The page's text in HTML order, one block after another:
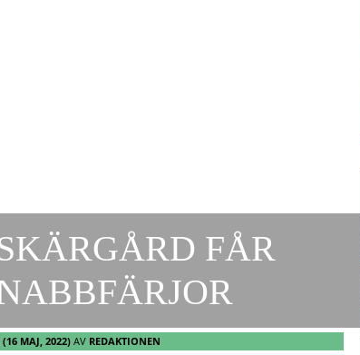
FÅR
(16 MAJ, 2022) AV REDAKTIONEN